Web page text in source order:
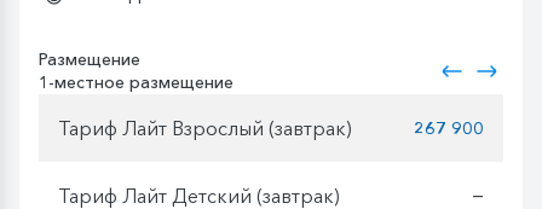
Размещение
1-местное размещение
Тариф Лайт Взрослый (завтрак) 267 900
Тариф Лайт Детский (завтрак) —